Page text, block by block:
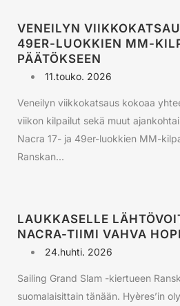
VENEILYN
49ER-LUOKKIEN MM-
PÄÄTÖKSEEN
11.touko. 2026
Veneilyn viikkokatsaus kokoaa
viikon kilpailut sekä muut
Nacra 17- ja 49er-luokkien MM-
Ranskan...
LAUKKASELLE
NACRA-TIIMI VAHVA
24.huhti. 2026
Sailing Grand Slam -kiertueen
suomalaisittain tänään. Hyères’in